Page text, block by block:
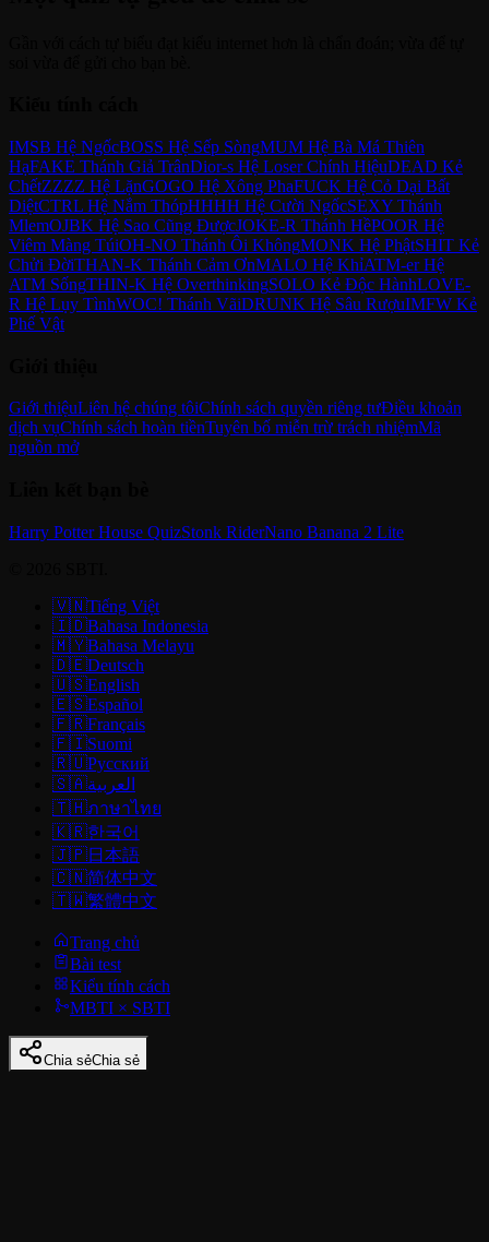
IMSB Hệ NgốcBOSS Hệ Sếp SòngMUM Hệ Bà Má Thiên
HạFAKE Thánh Giả TrânDior-s Hệ Loser Chính HiệuDEAD Kẻ
ChếtZZZZ Hệ LặnGOGO Hệ Xông PhaFUCK Hệ Cỏ Dại Bất
DiệtCTRL Hệ Nắm ThópHHHH Hệ Cười NgốcSEXY Thánh
MlemOJBK Hệ Sao Cũng ĐượcJOKE-R Thánh HềPOOR Hệ
Viêm Màng TúiOH-NO Thánh Ôi KhôngMONK Hệ PhậtSHIT Kẻ
Chửi ĐờiTHAN-K Thánh Cảm ƠnMALO Hệ KhỉATM-er Hệ
ATM SốngTHIN-K Hệ OverthinkingSOLO Kẻ Độc HànhLOVE-
R Hệ Lụy TìnhWOC! Thánh VãiDRUNK Hệ Sâu RượuIMFW Kẻ
Phế Vật
Giới thiệuLiên hệ chúng tôiChính sách quyền riêng tưĐiều khoản
dịch vụChính sách hoàn tiềnTuyên bố miễn trừ trách nhiệmMã
nguồn mở
Harry Potter House QuizStonk RiderNano Banana 2 Lite
🇻🇳Tiếng Việt
🇮🇩Bahasa Indonesia
🇲🇾Bahasa Melayu
🇩🇪Deutsch
🇺🇸English
🇪🇸Español
🇫🇷Français
🇫🇮Suomi
🇷🇺Русский
🇸🇦العربية
🇹🇭ภาษาไทย
🇰🇷한국어
🇯🇵日本語
🇨🇳简体中文
🇹🇼繁體中文
Trang chủ
Bài test
Kiểu tính cách
MBTI × SBTI
Chia sẻChia sẻ